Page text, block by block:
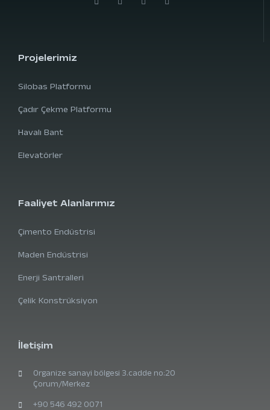
Projelerimiz
Silobas Platformu
Çadır Çekme Platformu
Havalı Bant
Elevatörler
Faaliyet Alanlarımız
Çimento Endüstrisi
Maden Endüstrisi
Enerji Santralleri
Çelik Konstrüksiyon
İletişim
Organize sanayi bölgesi 3.cadde no:20
Çorum/Merkez
+90 546 492 0071